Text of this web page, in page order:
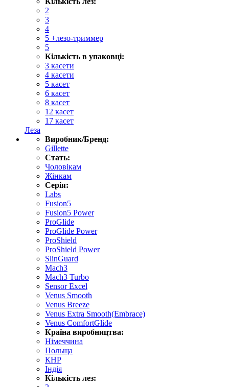
2
3
4
5 +лезо-триммер
5
Кількість в упаковці:
3 касети
4 касети
5 касет
6 касет
8 касет
12 касет
17 касет
Леза
Виробник/Бренд:
Gillette
Стать:
Чоловікам
Жінкам
Серія:
Labs
Fusion5
Fusion5 Power
ProGlide
ProGlide Power
ProShield
ProShield Power
SlinGuard
Mach3
Mach3 Turbo
Sensor Excel
Venus Smooth
Venus Breeze
Venus Extra Smooth(Embrace)
Venus ComfortGlide
Країна виробництва:
Німеччина
Польща
КНР
Індія
Кількість лез: